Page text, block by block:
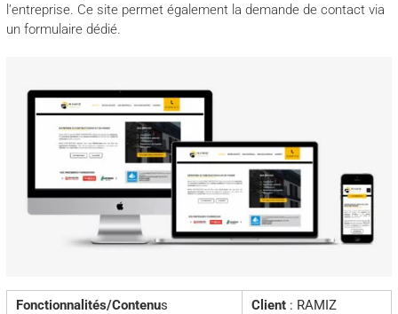
l’entreprise. Ce site permet également la demande de contact via
un formulaire dédié.
Fonctionnalités/Contenus Client: RAMIZ